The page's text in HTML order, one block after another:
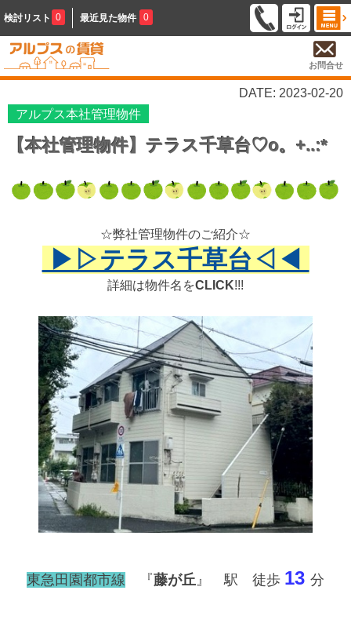
検討リスト 0 最近見た物件 0
お問合せ
DATE: 2023-02-20
アルプス本社管理物件
【本社管理物件】テラス千草台♡o。+..:*
☆弊社管理物件のご紹介☆
▶▷テラス千草台◁◀
詳細は物件名をCLICK!!!
東急田園都市線 『藤が丘 』 駅 徒歩 13 分